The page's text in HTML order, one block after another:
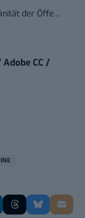
der Öffe...
CC /